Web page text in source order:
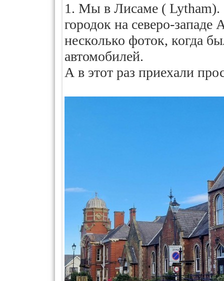
1. Мы в Лисаме (
городок на северо-
несколько фоток, когда
автомобилей.
А в этот раз приехали